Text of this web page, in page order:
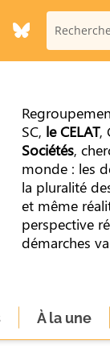
SC, le CELAT,
Sociétés,
monde : les
la pluralité
et même
perspective
démarches
À la une